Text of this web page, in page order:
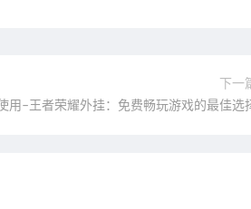
下一
用–王者荣耀外挂：免费畅玩游戏的最佳选